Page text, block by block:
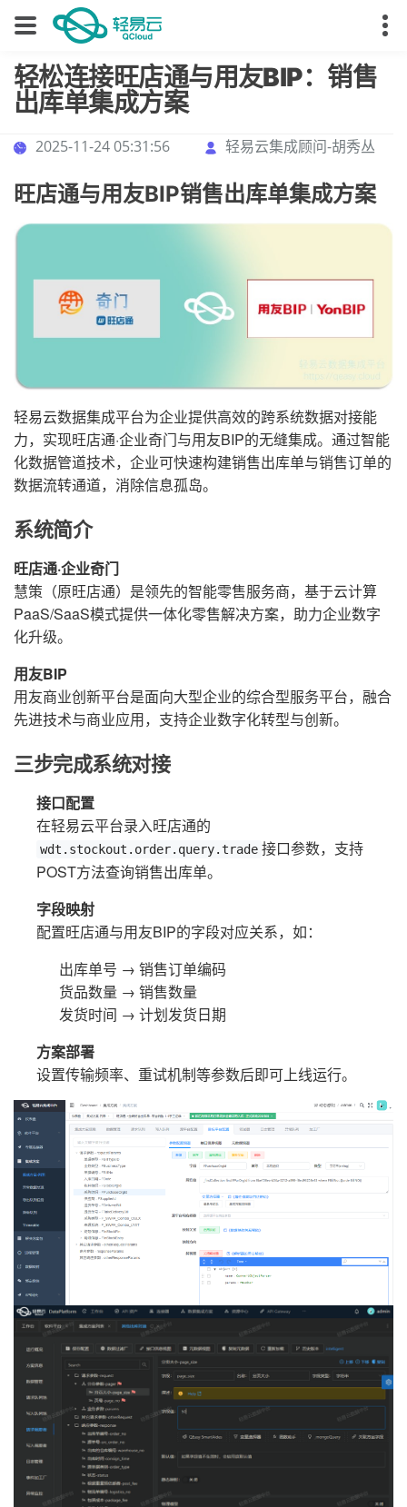
轻松连接旺店通与用友BIP：销售
出库单集成方案
2025-11-24 05:31:56 轻易云集成顾问-胡秀丛
旺店通与用友BIP销售出库单集成方案
轻易云数据集成平台为企业提供高效的跨系统数据对接能
力，实现旺店通·企业奇门与用友BIP的无缝集成。通过智能
化数据管道技术，企业可快速构建销售出库单与销售订单的
数据流转通道，消除信息孤岛。
系统简介
旺店通·企业奇门
慧策（原旺店通）是领先的智能零售服务商，基于云计算
PaaS/SaaS模式提供一体化零售解决方案，助力企业数字
化升级。
用友BIP
用友商业创新平台是面向大型企业的综合型服务平台，融合
先进技术与商业应用，支持企业数字化转型与创新。
三步完成系统对接
接口配置
在轻易云平台录入旺店通的
wdt.stockout.order.query.trade 接口参数，支持
POST方法查询销售出库单。
字段映射
配置旺店通与用友BIP的字段对应关系，如：
出库单号 → 销售订单编码
货品数量 → 销售数量
发货时间 → 计划发货日期
方案部署
设置传输频率、重试机制等参数后即可上线运行。